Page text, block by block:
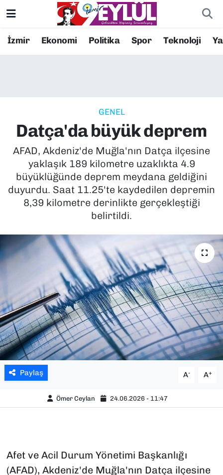
İzmir Ekonomi Politika Spor Teknoloji
GENEL
Datça'da büyük deprem
AFAD, Akdeniz'de Muğla'nın Datça ilçesine
yaklaşık 189 kilometre uzaklıkta 4.9
büyüklüğünde deprem meydana geldiğini
duyurdu. Saat 11.25'te kaydedilen depremin
8,39 kilometre derinlikte gerçekleştiği
belirtildi.
Paylaş A- A+
Ömer Ceylan 24.06.2026 - 11:47
Afet ve Acil Durum Yönetimi Başkanlığı
(AFAD), Akdeniz'de Muğla'nın Datça ilçesine
Resmi İlanlar
EKONOMİ
KÜLTÜR SANAT
MAGAZİN
SAĞLIK
TEKNOLOJİ
YAŞAM
YEREL YÖNETİMLER
Konak Nöbetçi Eczaneler
Süper Lig Puan Durumu ve Fikstür
Tüm Manşetler
Son Dakika Haberleri
Haber Arşivi